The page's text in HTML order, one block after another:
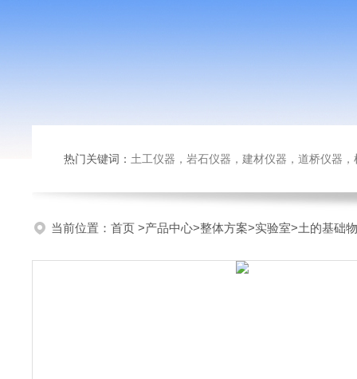
热门关键词： 土工仪器，岩石仪器，建材仪器，道桥仪器，检测
当前位置： 首页 >产品中心>整体方案>实验室>土的基础